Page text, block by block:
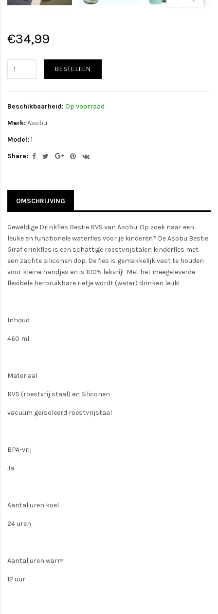
€34,99
BESTELLEN
Beschikbaarheid: Op voorraad
Merk: Asobu
Model: 1
Share:
OMSCHRIJVING
Geweldige Drinkfles Bestie RVS van Asobu. Op zoek naar een
leuke en functionele waterfles voor je kinderen? De Asobu Bestie
Giraf drinkfles is een schattige roestvrijstalen kinderfles met
een zachte siliconen dop. De fles is gemakkelijk vast te houden
voor kleine handjes en is 100% lekvrij! Met het meegeleverde
flexibele herbruikbare rietje wordt (water) drinken leuk!
Inhoud
460 ml
Materiaal
RVS (roestvrij staal) en Siliconen
vacuüm geïsoleerd roestvrijstaal
BPA-vrij
Ja
Aantal uren koel
24 uren
Aantal uren warm
12 uur